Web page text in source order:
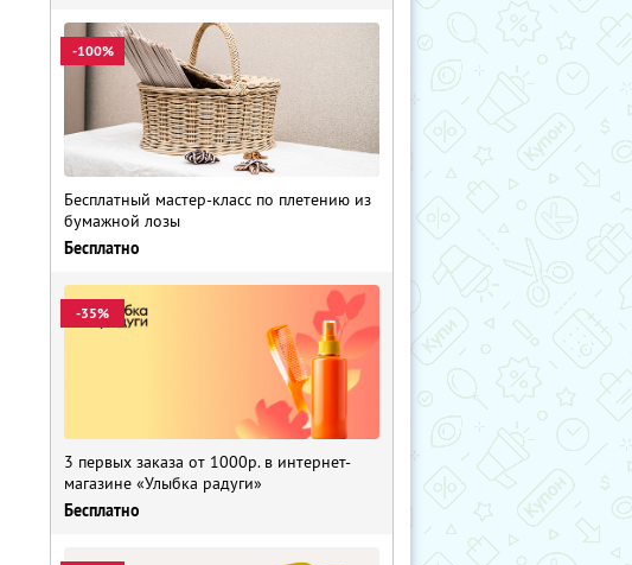
-100%
Бесплатный мастер-класс по плетению из
бумажной лозы
Бесплатно
-35%
3 первых заказа от 1000р. в интернет-
магазине «Улыбка радуги»
Бесплатно